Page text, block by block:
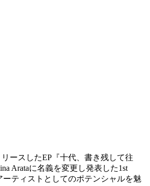
ースしたEP『十代、書き残して往
Arataに名義を変更し発表した1st
ティストとしてのポテンシャルを魅